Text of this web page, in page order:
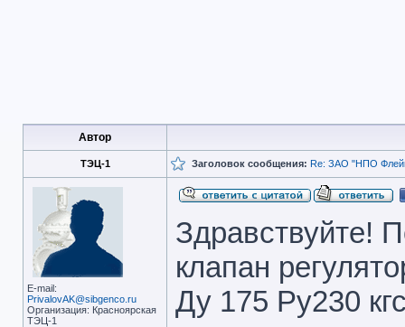
Автор
ТЭЦ-1 Заголовок сообщения: Re: ЗАО "НПО
E-mail:
PrivalovAK@sibgenco.ru
Организация: Красноярская
ТЭЦ-1
Здравствуйте!
клапан
Ду 175 Ру230